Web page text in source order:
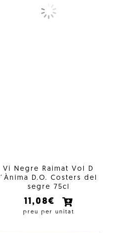
Vi Negre Raimat Vol D
´Ànima D.O. Costers del
segre 75cl
11,08€
preu per unitat